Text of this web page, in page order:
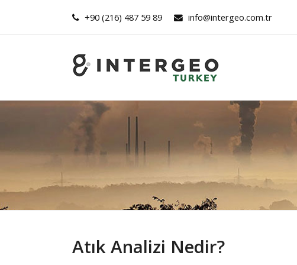
+90 (216) 487 59 89 info@intergeo.com.tr
Atık Analizi Nedir?